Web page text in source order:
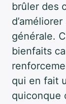
brûler des
générale.
bienfaits
qui en fait
quiconque